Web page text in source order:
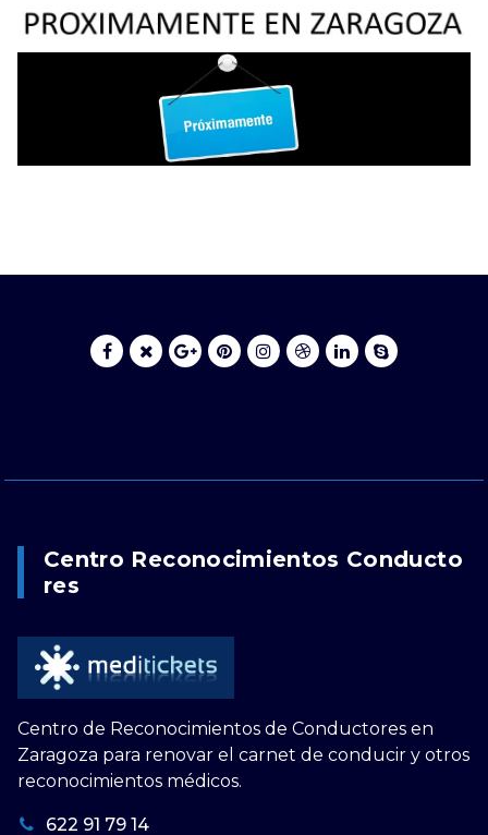
Centro Reconocimientos Conducto
Res
Centro de Reconocimientos de Conductores en
Zaragoza para renovar el carnet de conducir y otros
reconocimientos médicos.
622 91 79 14